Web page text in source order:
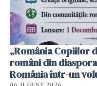
„România Copiilor
români din
România într-un